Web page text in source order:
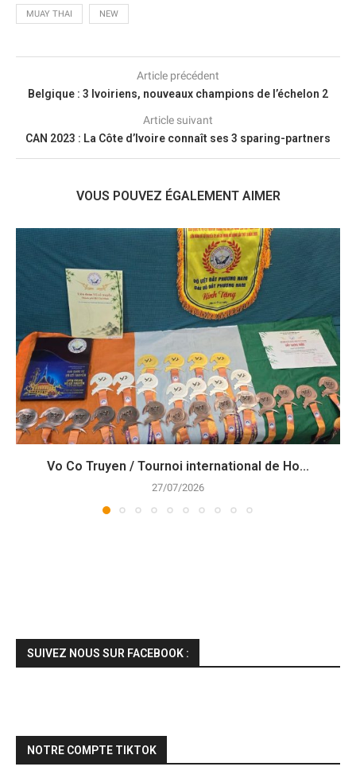
MUAY THAI NEW
Article précédent
Belgique : 3 Ivoiriens, nouveaux champions de l’échelon 2
Article suivant
CAN 2023 : La Côte d’Ivoire connaît ses 3 sparing-partners
VOUS POUVEZ ÉGALEMENT AIMER
Vo Co Truyen / Tournoi international de Ho...
27/07/2026
SUIVEZ NOUS SUR FACEBOOK :
NOTRE COMPTE TIKTOK